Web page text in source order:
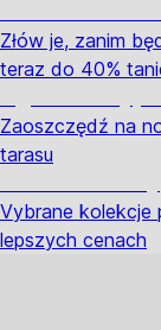
Złów je, zanim
teraz do 40%
Zaoszczędź na
tarasu
Vybrane kolekcje
lepszych cenach